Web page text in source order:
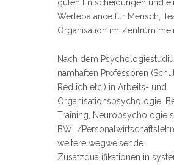
guten Entscheidungen und
Wertebalance für Mensch,
Organisation im Zentrum
Nach dem
namhaften Professoren
Redlich etc.) in Arbeits- und
Organisationspsychologie,
Training, Neuropsychologie
BWL/
weitere wegweisende
Zusatzqualifikationen in